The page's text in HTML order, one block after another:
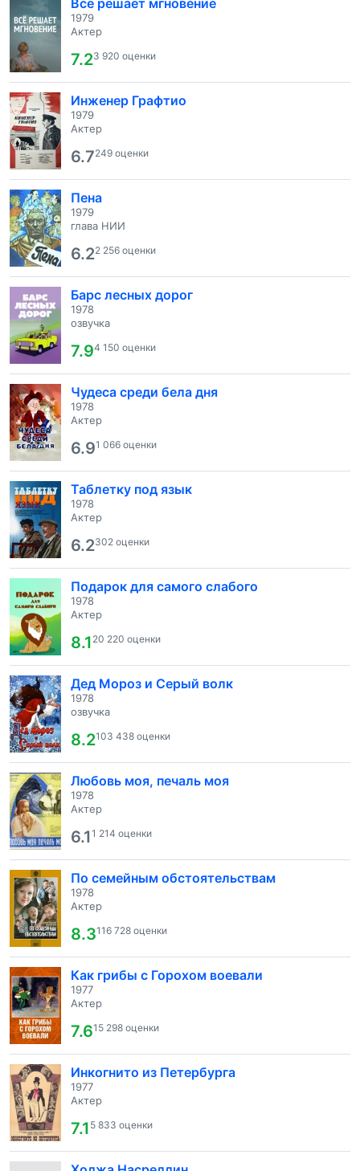
Все решает мгновение
1979
Актер
7.23 920 оценки
Инженер Графтио
1979
Актер
6.7249 оценки
Пена
1979
глава НИИ
6.22 256 оценки
Барс лесных дорог
1978
озвучка
7.94 150 оценки
Чудеса среди бела дня
1978
Актер
6.91 066 оценки
Таблетку под язык
1978
Актер
6.2302 оценки
Подарок для самого слабого
1978
Актер
8.1 20 220 оценки
Дед Мороз и Серый волк
1978
озвучка
8.2103 438 оценки
Любовь моя, печаль моя
1978
Актер
6.11 214 оценки
По семейным обстоятельствам
1978
Актер
8.3116 728 оценки
Как грибы с Горохом воевали
1977
Актер
7.615 298 оценки
Инкогнито из Петербурга
1977
Актер
7.1 5 833 оценки